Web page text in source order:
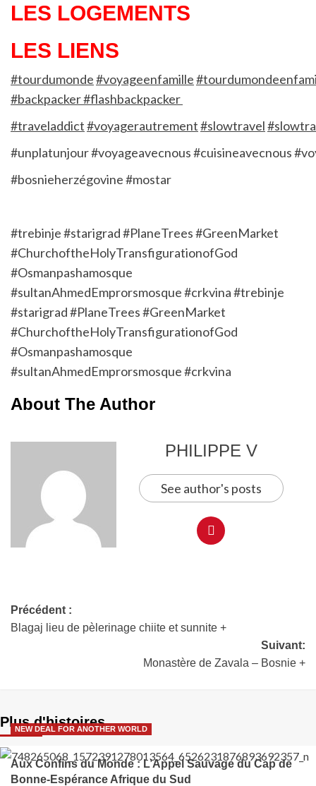
LES LOGEMENTS
LES LIENS
#tourdumonde#voyageenfamille
#backpacker #flashbackpacker
#traveladdict#voyagerautrement#slowtravel
#unplatunjour#voyageavecnous#cuisineavecnous
#bosnieherzégovine#mostar
#trebinje#starigrad#PlaneTrees#GreenMarket
#ChurchoftheHolyTransfigurationofGod
#Osmanpashamosque
#sultanAhmedEmprorsmosque#crkvina#trebinje
#starigrad#PlaneTrees#GreenMarket
#ChurchoftheHolyTransfigurationofGod
#Osmanpashamosque
#sultanAhmedEmprorsmosque#crkvina
About The Author
PHILIPPE V
See author's posts
Précédent :
Blagaj lieu de pèlerinage chiite et sunnite +
Suivant:
Monastère de Zavala – Bosnie +
Plus d'histoires
NEW DEAL FOR ANOTHER WORLD
Aux Confins du Monde : L’Appel Sauvage du Cap de
Bonne-Espérance Afrique du Sud